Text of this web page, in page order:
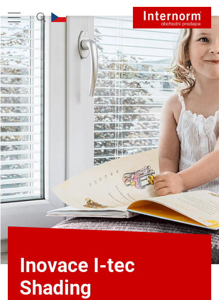
Inovace I-tec
Shading